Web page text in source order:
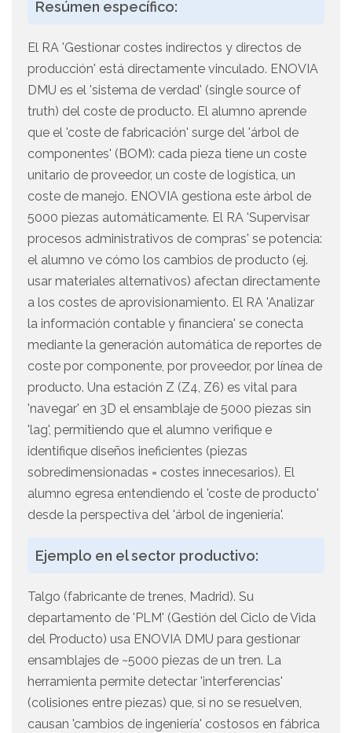
Resúmen específico:
El RA 'Gestionar costes indirectos y directos de
producción' está directamente vinculado. ENOVIA
DMU es el 'sistema de verdad' (single source of
truth) del coste de producto. El alumno aprende
que el 'coste de fabricación' surge del 'árbol de
componentes' (BOM): cada pieza tiene un coste
unitario de proveedor, un coste de logística, un
coste de manejo. ENOVIA gestiona este árbol de
5000 piezas automáticamente. El RA 'Supervisar
procesos administrativos de compras' se potencia:
el alumno ve cómo los cambios de producto (ej.
usar materiales alternativos) afectan directamente
a los costes de aprovisionamiento. El RA 'Analizar
la información contable y financiera' se conecta
mediante la generación automática de reportes de
coste por componente, por proveedor, por línea de
producto. Una estación Z (Z4, Z6) es vital para
'navegar' en 3D el ensamblaje de 5000 piezas sin
'lag', permitiendo que el alumno verifique e
identifique diseños ineficientes (piezas
sobredimensionadas = costes innecesarios). El
alumno egresa entendiendo el 'coste de producto'
desde la perspectiva del 'árbol de ingeniería'.
Ejemplo en el sector productivo:
Talgo (fabricante de trenes, Madrid). Su
departamento de 'PLM' (Gestión del Ciclo de Vida
del Producto) usa ENOVIA DMU para gestionar
ensamblajes de ~5000 piezas de un tren. La
herramienta permite detectar 'interferencias'
(colisiones entre piezas) que, si no se resuelven,
causan 'cambios de ingeniería' costosos en fábrica